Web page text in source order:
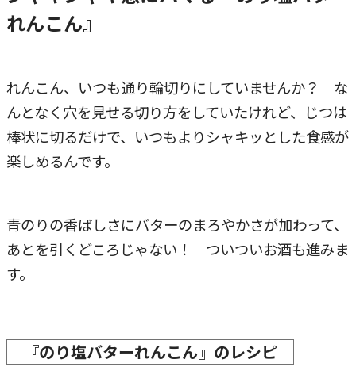
れんこん』
れんこん、いつも通り輪切りにしていませんか？ な
んとなく穴を見せる切り方をしていたけれど、じつは
棒状に切るだけで、いつもよりシャキッとした食感が
楽しめるんです。
青のりの香ばしさにバターのまろやかさが加わって、
あとを引くどころじゃない！ ついついお酒も進みま
す。
『のり塩バターれんこん』のレシピ